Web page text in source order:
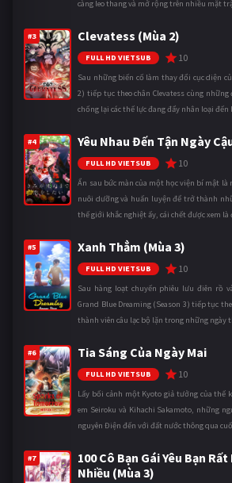
càng leo thang và mở rộng trên nhiều mặt
#3 Clevatess (Mùa 2)
FULL HD VIETSUB 10
Sau những biến cố làm thay đổi cục diện
2) tiếp tục theo chân Clevatess cùng
chống lại các thế lực đang đẩy nhân loại đến
#4 Yêu Nhau Đến Tận Ngày
FULL HD VIETSUB 10
Ẩn sau bức màn của một học viện bí mật là
nuôi dưỡng và huấn luyện để trở thành
thế giới khắc nghiệt ấy, cái chết được xem
#5 Xanh Thẳm (Mùa 3)
FULL HD VIETSUB 10
Sau hàng loạt chuyến phiêu lưu điên rồ
Grand Blue Dreaming (Season 3) tiếp tục
thành viên câu lạc bộ lặn trong những ngày
#6 Tia Sáng Của Ngày Mai
FULL HD VIETSUB 10
Lấy bối cảnh một Kyoto giả tưởng của thế
em Seiroku và Kihachi Sakamoto, những
nguyên Điện đến với đất nước thông qua
#7
100 Cô Bạn Gái Yêu Bạn
Nhiều (Mùa 3)